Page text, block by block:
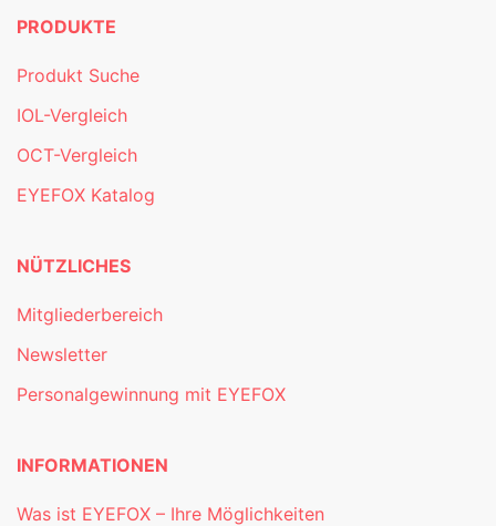
PRODUKTE
Produkt Suche
IOL-Vergleich
OCT-Vergleich
EYEFOX Katalog
NÜTZLICHES
Mitgliederbereich
Newsletter
Personalgewinnung mit EYEFOX
INFORMATIONEN
Was ist EYEFOX – Ihre Möglichkeiten